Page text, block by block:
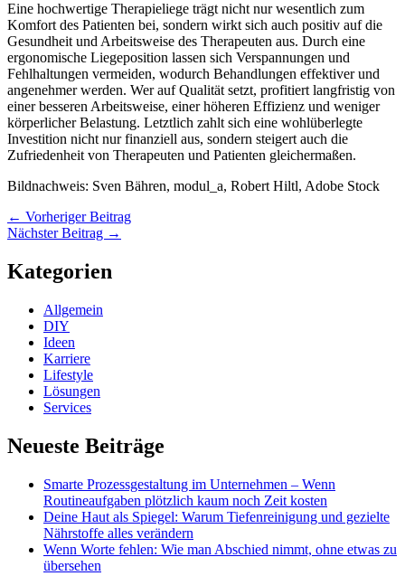
Eine hochwertige Therapieliege trägt nicht nur wesentlich zum
Komfort des Patienten bei, sondern wirkt sich auch positiv auf die
Gesundheit und Arbeitsweise des Therapeuten aus. Durch eine
ergonomische Liegeposition lassen sich Verspannungen und
Fehlhaltungen vermeiden, wodurch Behandlungen effektiver und
angenehmer werden. Wer auf Qualität setzt, profitiert langfristig von
einer besseren Arbeitsweise, einer höheren Effizienz und weniger
körperlicher Belastung. Letztlich zahlt sich eine wohlüberlegte
Investition nicht nur finanziell aus, sondern steigert auch die
Zufriedenheit von Therapeuten und Patienten gleichermaßen.
Bildnachweis: Sven Bähren, modul_a, Robert Hiltl, Adobe Stock
← Vorheriger Beitrag
Nächster Beitrag →
Kategorien
Allgemein
DIY
Ideen
Karriere
Lifestyle
Lösungen
Services
Neueste Beiträge
Smarte Prozessgestaltung im Unternehmen – Wenn
Routineaufgaben plötzlich kaum noch Zeit kosten
Deine Haut als Spiegel: Warum Tiefenreinigung und gezielte
Nährstoffe alles verändern
Wenn Worte fehlen: Wie man Abschied nimmt, ohne etwas zu
übersehen